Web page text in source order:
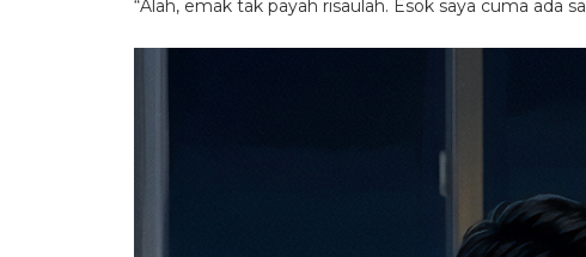
“Alah, emak tak payah risaulah. Esok saya cuma